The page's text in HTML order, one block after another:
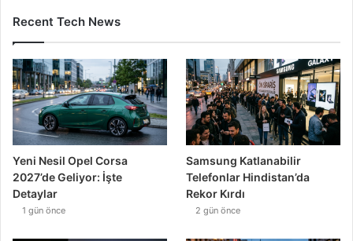
Recent Tech News
Yeni Nesil Opel Corsa
2027’de Geliyor: İşte
Detaylar
1 gün önce
Samsung Katlanabilir
Telefonlar Hindistan’da
Rekor Kırdı
2 gün önce